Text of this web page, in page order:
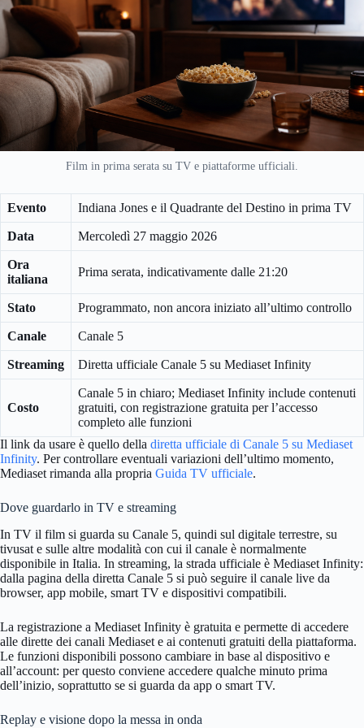
Film in prima serata su TV e piattaforme ufficiali.
Evento Indiana Jones e il Quadrante del Destino in prima TV
Data Mercoledì 27 maggio 2026
Ora
italiana
Prima serata, indicativamente dalle 21:20
Stato Programmato, non ancora iniziato all’ultimo controllo
Canale Canale 5
Streaming Diretta ufficiale Canale 5 su Mediaset Infinity
Costo
Canale 5 in chiaro; Mediaset Infinity include contenuti
gratuiti, con registrazione gratuita per l’accesso
completo alle funzioni
Il link da usare è quello della diretta ufficiale di Canale 5 su Mediaset
Infinity. Per controllare eventuali variazioni dell’ultimo momento,
Mediaset rimanda alla propria Guida TV ufficiale.
Dove guardarlo in TV e streaming
In TV il film si guarda su Canale 5, quindi sul digitale terrestre, su
tivusat e sulle altre modalità con cui il canale è normalmente
disponibile in Italia. In streaming, la strada ufficiale è Mediaset Infinity:
dalla pagina della diretta Canale 5 si può seguire il canale live da
browser, app mobile, smart TV e dispositivi compatibili.
La registrazione a Mediaset Infinity è gratuita e permette di accedere
alle dirette dei canali Mediaset e ai contenuti gratuiti della piattaforma.
Le funzioni disponibili possono cambiare in base al dispositivo e
all’account: per questo conviene accedere qualche minuto prima
dell’inizio, soprattutto se si guarda da app o smart TV.
Replay e visione dopo la messa in onda